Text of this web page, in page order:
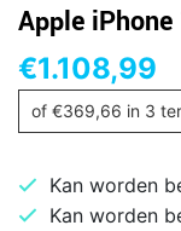
Apple
€1.108,99
of €369,66 in 3
Kan worden
Kan worden